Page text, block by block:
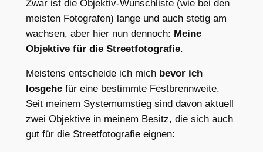
Zwar ist die Objektiv-Wunschliste (wie bei den
meisten Fotografen) lange und auch stetig am
wachsen, aber hier nun dennoch: Meine
Objektive für die Streetfotografie.
Meistens entscheide ich michbevor ich
losgehefür eine bestimmte Festbrennweite.
Seit meinem Systemumstieg sind davon aktuell
zwei Objektive in meinem Besitz, die sich auch
gut für die Streetfotografie eignen: